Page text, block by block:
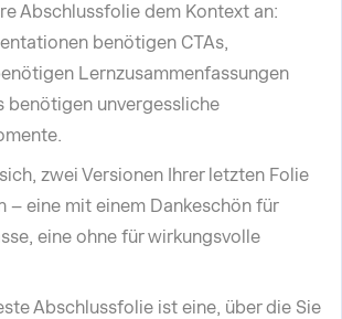
Abschlussfolie dem Kontext an:
benötigen CTAs,
Lernzusammenfassungen
benötigen unvergessliche
zwei Versionen Ihrer letzten Folie
– eine mit einem Dankeschön für
eine ohne für wirkungsvolle
Abschlussfolie ist eine, über die Sie